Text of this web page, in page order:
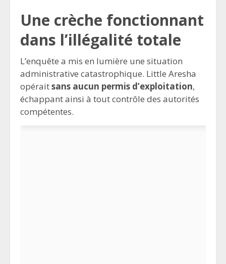
Une crèche fonctionnant
dans l’illégalité totale
L’enquête a mis en lumière une situation
administrative catastrophique. Little Aresha
opéraitsans aucun permis d’exploitation,
échappant ainsi à tout contrôle des autorités
compétentes.